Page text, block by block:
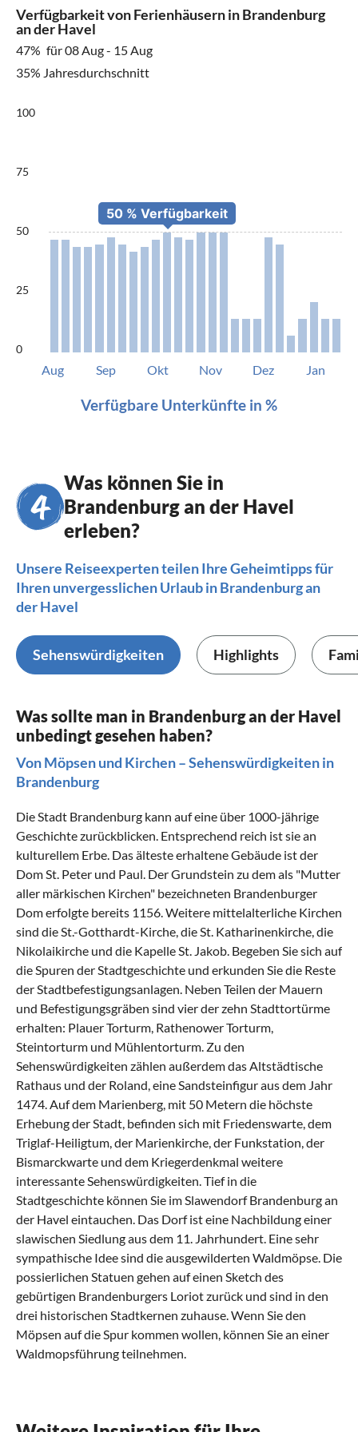
Verfügbarkeit von Ferienhäusern in Brandenburg
an der Havel
47% für 08 Aug - 15 Aug
35% Jahresdurchschnitt
100
75
50
25
0
Aug Sep Okt Nov Dez Jan
Verfügbare Unterkünfte in %
Was können Sie in
Brandenburg an der Havel
erleben?
Unsere Reiseexperten teilen Ihre Geheimtipps für
Ihren unvergesslichen Urlaub in Brandenburg an
der Havel
Sehenswürdigkeiten Highlights
Was sollte man in Brandenburg an der Havel
unbedingt gesehen haben?
Von Möpsen und Kirchen – Sehenswürdigkeiten in
Brandenburg
Die Stadt Brandenburg kann auf eine über 1000-jährige
Geschichte zurückblicken. Entsprechend reich ist sie an
kulturellem Erbe. Das älteste erhaltene Gebäude ist der
Dom St. Peter und Paul. Der Grundstein zu dem als "Mutter
aller märkischen Kirchen" bezeichneten Brandenburger
Dom erfolgte bereits 1156. Weitere mittelalterliche Kirchen
sind die St.-Gotthardt-Kirche, die St. Katharinenkirche, die
Nikolaikirche und die Kapelle St. Jakob. Begeben Sie sich auf
die Spuren der Stadtgeschichte und erkunden Sie die Reste
der Stadtbefestigungsanlagen. Neben Teilen der Mauern
und Befestigungsgräben sind vier der zehn Stadttortürme
erhalten: Plauer Torturm, Rathenower Torturm,
Steintorturm und Mühlentorturm. Zu den
Sehenswürdigkeiten zählen außerdem das Altstädtische
Rathaus und der Roland, eine Sandsteinfigur aus dem Jahr
1474. Auf dem Marienberg, mit 50 Metern die höchste
Erhebung der Stadt, befinden sich mit Friedenswarte, dem
Triglaf-Heiligtum, der Marienkirche, der Funkstation, der
Bismarckwarte und dem Kriegerdenkmal weitere
interessante Sehenswürdigkeiten. Tief in die
Stadtgeschichte können Sie im Slawendorf Brandenburg an
der Havel eintauchen. Das Dorf ist eine Nachbildung einer
slawischen Siedlung aus dem 11. Jahrhundert. Eine sehr
sympathische Idee sind die ausgewilderten Waldmöpse. Die
possierlichen Statuen gehen auf einen Sketch des
gebürtigen Brandenburgers Loriot zurück und sind in den
drei historischen Stadtkernen zuhause. Wenn Sie den
Möpsen auf die Spur kommen wollen, können Sie an einer
Waldmopsführung teilnehmen.